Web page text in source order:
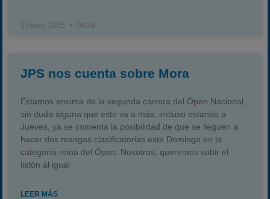
1 mayo, 2005 00:46
JPS nos cuenta sobre Mora
Estamos encima de la segunda carrera del Ópen Nacional,
sin duda alguna que esto va a más, incluso estando a
Jueves, ya se comenta la posibilidad de que se lleguen a
hacer dos mangas clasificatorias este Domingo en la
categoría reina del Ópen. Nosotros, queremos subir el
listón al igual
LEER MÁS